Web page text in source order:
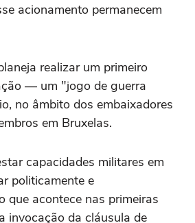
acionamento permanecem
realizar um primeiro
— um "jogo de guerra
no âmbito dos embaixadores
em Bruxelas.
capacidades militares em
politicamente e
que acontece nas primeiras
invocação da cláusula de